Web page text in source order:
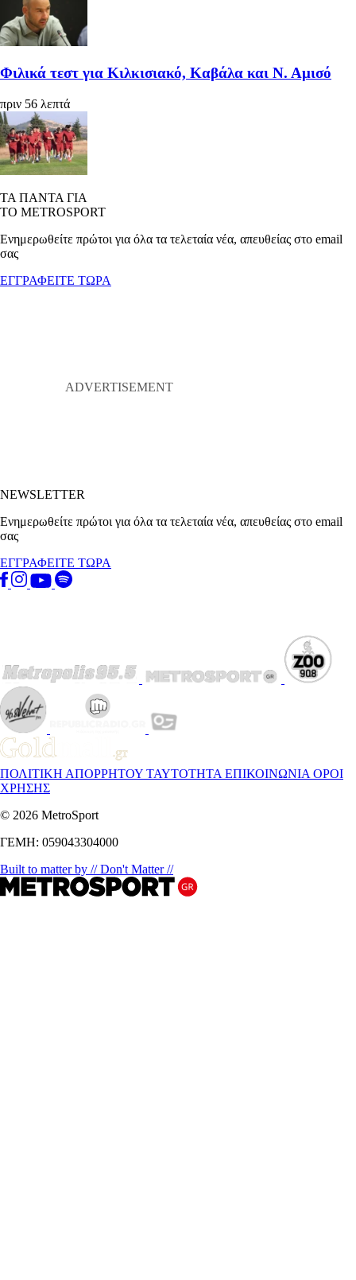
Φιλικά τεστ για Κιλκισιακό, Καβάλα και Ν. Αμισό
πριν 56 λεπτά
ΤΑ ΠΑΝΤΑ ΓΙΑ
ΤΟ METROSPORT
Ενημερωθείτε πρώτοι για όλα τα τελεταία νέα, απευθείας στο email
σας
ΕΓΓΡΑΦΕΙΤΕ ΤΩΡΑ
NEWSLETTER
Ενημερωθείτε πρώτοι για όλα τα τελεταία νέα, απευθείας στο email
σας
ΕΓΓΡΑΦΕΙΤΕ ΤΩΡΑ
ΠΟΛΙΤΙΚΗ ΑΠΟΡΡΗΤΟΥ ΤΑΥΤΟΤΗΤΑ ΕΠΙΚΟΙΝΩΝΙΑ ΟΡΟΙ
ΧΡΗΣΗΣ
© 2026 MetroSport
ΓΕΜΗ: 059043304000
Built to matter by // Don't Matter //